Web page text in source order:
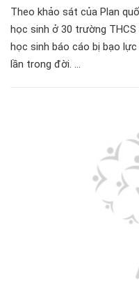
Theo khảo sát của Plan
học sinh ở 30 trường THCS
học sinh báo cáo bị bạo
lần trong đời. ...